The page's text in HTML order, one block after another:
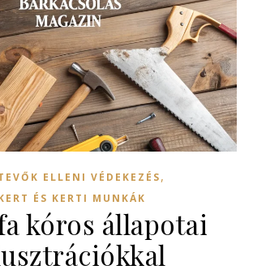
ELLENI VÉDEKEZÉS,
ÉS KERTI MUNKÁK
kóros állapotai